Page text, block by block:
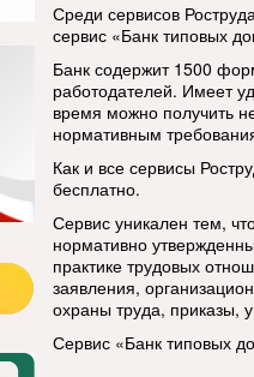
Среди сервисов
сервис «Банк типовых
Банк содержит 1500
работодателей. Имеет
время можно получить
нормативным
Как и все сервисы
бесплатно.
Сервис уникален тем,
нормативно
практике трудовых
заявления,
охраны труда, приказы,
Сервис «Банк типовых